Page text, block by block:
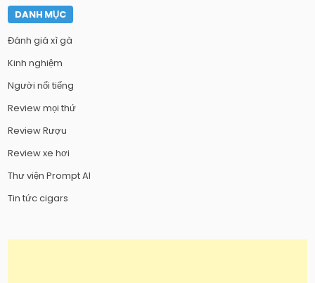
DANH MỤC
Đánh giá xì gà
Kinh nghiệm
Người nổi tiếng
Review mọi thứ
Review Rượu
Review xe hơi
Thư viện Prompt AI
Tin tức cigars